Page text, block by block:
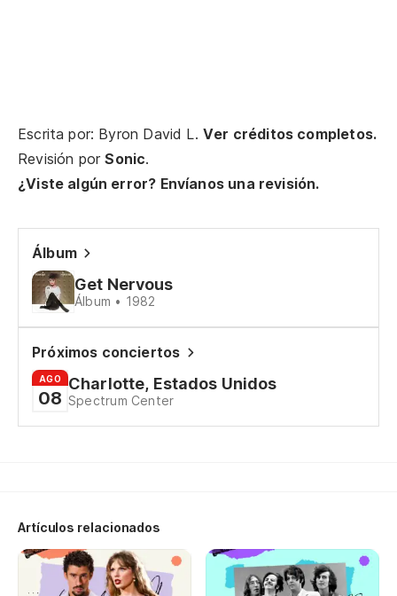
Escrita por: Byron David L. Ver créditos completos.
Revisión porSonic.
¿Viste algún error? Envíanos una revisión.
Álbum
Get Nervous
Álbum • 1982
Próximos conciertos
AGO
08
Charlotte, Estados Unidos
Spectrum Center
Artículos relacionados